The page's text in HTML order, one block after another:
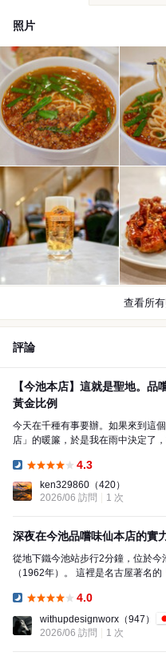
照片
查看所有
評論
【今池本店】這就是聖地。
黃金比例
今天在千種有事要辦。如果來到這
店」的暖簾，於是我在雨中決定了，滿懷期
4.3
ken329860 （420）
2026/06 訪問
1 次
深夜在今池品嚐味仙本店的實
從地下鐵今池站步行2分鐘，位於
（1962年）。 這裡是名古屋著名的「台灣拉麵」發源地，幾乎沒有人不知
4.0
withupdesignworx （947）
2026/06 訪問
1 次